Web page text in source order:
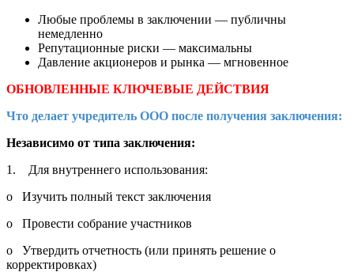
Любые проблемы в заключении — публичны
немедленно
Репутационные риски — максимальны
Давление акционеров и рынка — мгновенное
ОБНОВЛЕННЫЕ КЛЮЧЕВЫЕ ДЕЙСТВИЯ
Что делает учредитель ООО после получения заключения:
Независимо от типа заключения:
1. Для внутреннего использования:
o Изучить полный текст заключения
o Провести собрание участников
o Утвердить отчетность (или принять решение о
корректировках)